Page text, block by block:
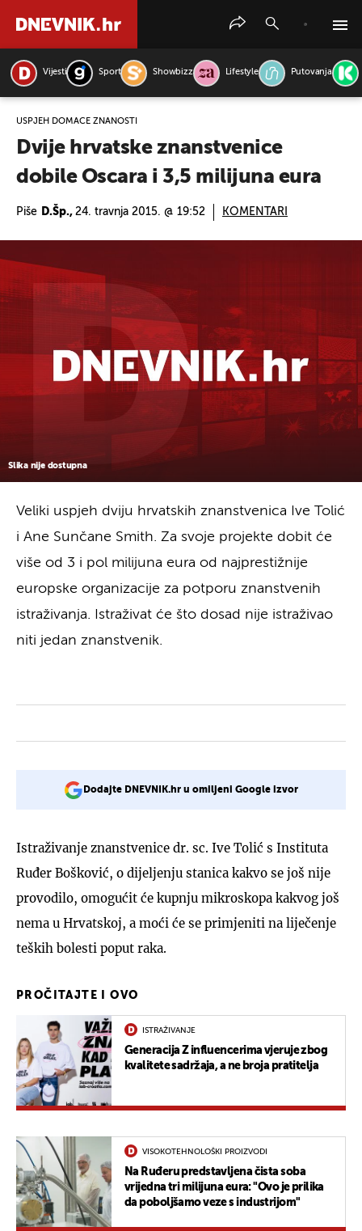
Vijesti Sport Showbizz Lifestyle Putovanja
USPJEH DOMAĆE ZNANOSTI
Dvije hrvatske znanstvenice
dobile Oscara i 3,5 milijuna eura
Piše D.Šp., 24. travnja 2015. @ 19:52 KOMENTARI
Slika nije dostupna
Veliki uspjeh dviju hrvatskih znanstvenica Ive Tolić
i Ane Sunčane Smith. Za svoje projekte dobit će
više od 3 i pol milijuna eura od najprestižnije
europske organizacije za potporu znanstvenih
istraživanja. Istraživat će što dosad nije istraživao
niti jedan znanstvenik.
Dodajte DNEVNIK.hr u omiljeni Google izvor
Istraživanje znanstvenice dr. sc. Ive Tolić s Instituta
Ruđer Bošković, o dijeljenju stanica kakvo se još nije
provodilo, omogućit će kupnju mikroskopa kakvog još
nema u Hrvatskoj, a moći će se primjeniti na liječenje
teških bolesti poput raka.
PROČITAJTE I OVO
ISTRAŽIVANJE
Generacija Z influencerima vjeruje zbog
kvalitete sadržaja, a ne broja pratitelja
VISOKOTEHNOLOŠKI PROIZVODI
Na Ruđeru predstavljena čista soba
vrijedna tri milijuna eura: "Ovo je prilika
da poboljšamo veze s industrijom"
PRETRAŽITE VIJESTI